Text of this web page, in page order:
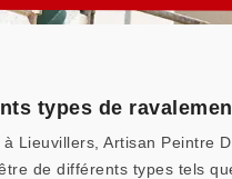
types de
à Lieuvillers, Artisan Peintre
de différents types tels